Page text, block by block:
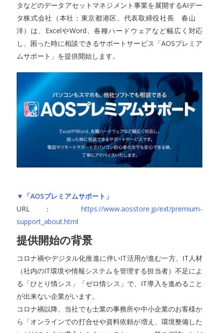
タなどのデータアセットマネジメント事業を展開するAIデー
タ株式会社（本社：東京都港区、代表取締役社長 春山
洋）は、ExcelやWord、各種ハードウェアなど幅広く対応
し、困った時に相談できるサポートサービス「AOSプレミア
ムサポート」を提供開始します。
▼「AOSプレミアムサポート」
URL：https://www.aosstore.jp/ext/premium-
support_about.html
提供開始の背景
コロナ禍やデジタル化推進に伴いIT活用が進む一方、IT人材
（社内のIT環境や情報システムを管理する担当者）不足によ
る「ひとり情シス」「ゼロ情シス」で、IT導入を進めること
が出来ない企業がいます。
コロナ禍以降、当社でも士業の事務所や中小企業のお客様か
ら「オンラインでの打合せや資料依頼が増え、環境整備した